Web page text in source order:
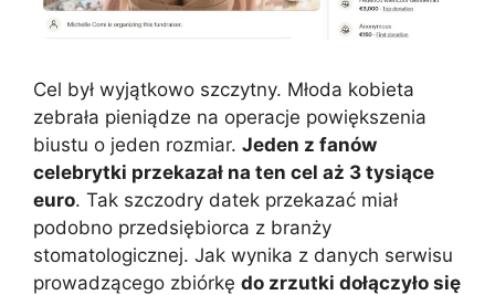
Cel był wyjątkowo szczytny. Młoda kobieta
zebrała pieniądze na operacje powiększenia
biustu o jeden rozmiar. Jeden z fanów
celebrytki przekazał na ten cel aż 3 tysiące
euro. Tak szczodry datek przekazać miał
podobno przedsiębiorca z branży
stomatologicznej. Jak wynika z danych serwisu
prowadzącego zbiórkę do zrzutki dołączyło się